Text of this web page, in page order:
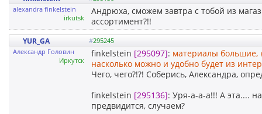
alexandra finkelstein
irkutsk
Андрюха, сможем завтра с тобой из
ассортимент?!!
YUR_GA #295245
Александр Головин
Иркутск
finkelstein [295097]: материалы большие,
насколько можно и удобно будет из
Чего, чего?!?! Соберись, Александра,
finkelstein [295136]: Уря-а-а-а!!! А эта....
предвидится, случаем?